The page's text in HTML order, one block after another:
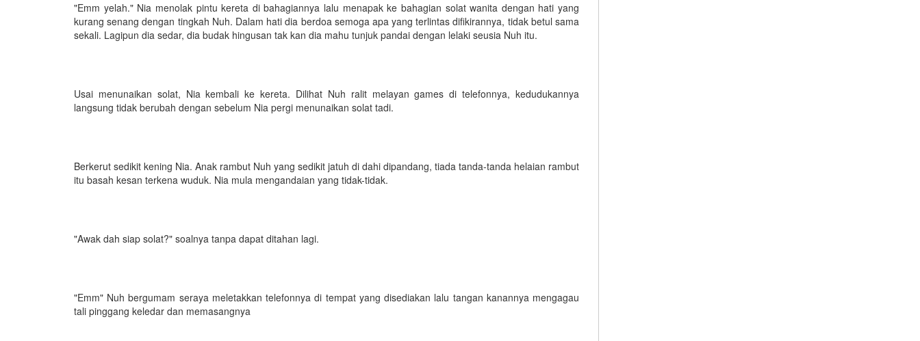
"Emm yelah." Nia menolak pintu kereta di bahagiannya lalu menapak ke bahagian solat wanita dengan hati yang
kurang senang dengan tingkah Nuh. Dalam hati dia berdoa semoga apa yang terlintas difikirannya, tidak betul sama
sekali. Lagipun dia sedar, dia budak hingusan tak kan dia mahu tunjuk pandai dengan lelaki seusia Nuh itu.
Usai menunaikan solat, Nia kembali ke kereta. Dilihat Nuh ralit melayan games di telefonnya, kedudukannya
langsung tidak berubah dengan sebelum Nia pergi menunaikan solat tadi.
Berkerut sedikit kening Nia. Anak rambut Nuh yang sedikit jatuh di dahi dipandang, tiada tanda-tanda helaian rambut
itu basah kesan terkena wuduk. Nia mula mengandaian yang tidak-tidak.
"Awak dah siap solat?" soalnya tanpa dapat ditahan lagi.
"Emm" Nuh bergumam seraya meletakkan telefonnya di tempat yang disediakan lalu tangan kanannya mengagau
tali pinggang keledar dan memasangnya